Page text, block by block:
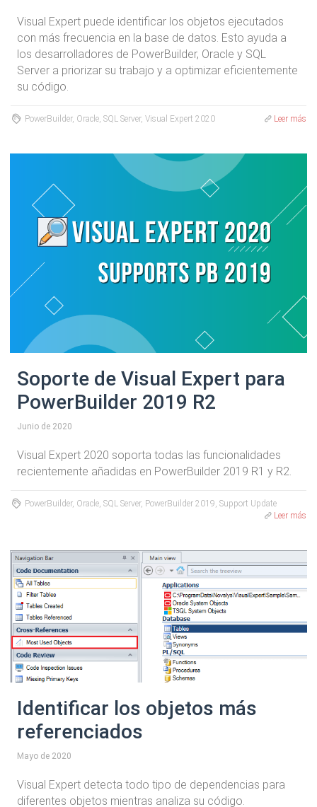
Visual Expert puede identificar los objetos ejecutados
con más frecuencia en la base de datos. Esto ayuda a
los desarrolladores de PowerBuilder, Oracle y SQL
Server a priorizar su trabajo y a optimizar eficientemente
su código.
PowerBuilder, Oracle, SQL Server, Visual Expert 2020 Leer más
Soporte de Visual Expert para
PowerBuilder 2019 R2
Junio de 2020
Visual Expert 2020 soporta todas las funcionalidades
recientemente añadidas en PowerBuilder 2019 R1 y R2.
PowerBuilder, Oracle, SQL Server, PowerBuilder 2019, Support Update
Leer más
Identificar los objetos más
referenciados
Mayo de 2020
Visual Expert detecta todo tipo de dependencias para
diferentes objetos mientras analiza su código.